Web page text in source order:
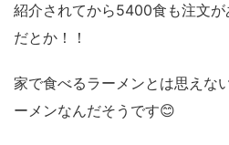
紹介されてから5400食も注文
だとか！！
家で食べるラーメンとは思えな
ーメンなんだそうです😊